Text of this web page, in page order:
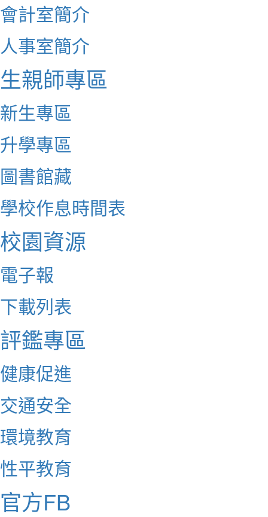
會計室簡介
人事室簡介
生親師專區
新生專區
升學專區
圖書館藏
學校作息時間表
校園資源
電子報
下載列表
評鑑專區
健康促進
交通安全
環境教育
性平教育
官方FB